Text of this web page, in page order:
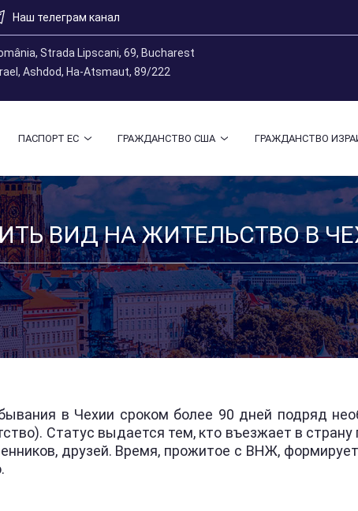
Наш телеграм канал
Strada Lipscani, 69, Bucharest
Ashdod, Ha-Atsmaut, 89/222
ПАСПОРТ ЕС ГРАЖДАНСТВО США ГРАЖДАНСТВО
ВИД НА ЖИТЕЛЬСТВО В
в Чехии сроком более 90 дней подряд
Статус выдается тем, кто въезжает в
друзей. Время, прожитое с ВНЖ,